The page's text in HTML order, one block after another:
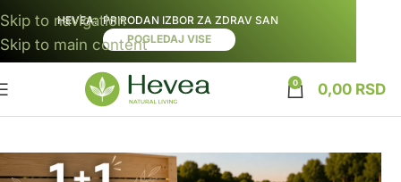
Skip to navigation
Skip to main content
0 0,00 RSD
HEVEA: PRIRODAN IZBOR ZA ZDRAV SAN
POGLEDAJ VISE